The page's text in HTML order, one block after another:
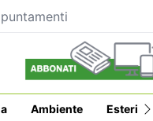
Ambiente Esteri